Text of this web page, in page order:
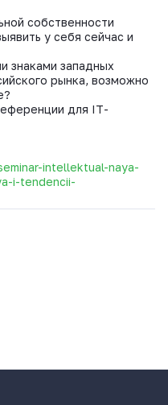
собственности
у себя сейчас и
знаками западных
рынка, возможно
для IT-
intellektual-naya-
i-tendencii-